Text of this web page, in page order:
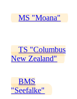
MS "Moana"
TS "Columbus
New Zealand"
BMS
"Seefalke"